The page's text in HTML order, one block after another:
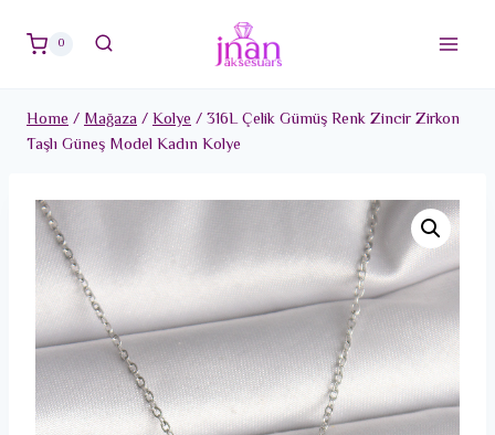
0
Home/Mağaza/Kolye/316L Çelik Gümüş Renk Zincir Zirkon
Taşlı Güneş Model Kadın Kolye